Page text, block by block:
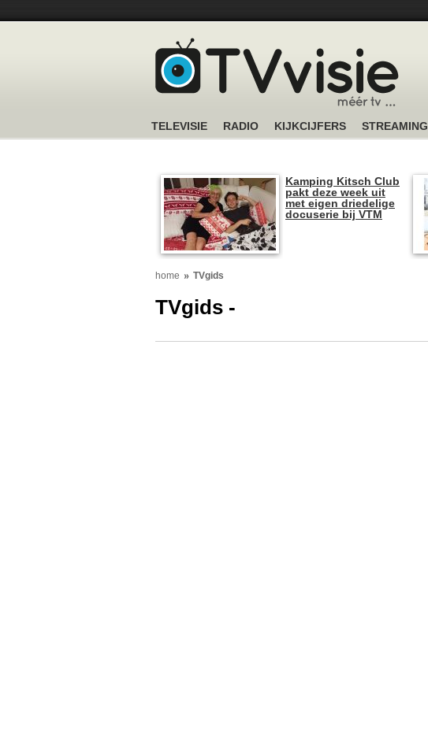
TELEVISIE RADIO KIJKCIJFERS STREAMING
Kamping Kitsch Club
pakt deze week uit
met eigen driedelige
docuserie bij VTM
home TVgids
TVgids -